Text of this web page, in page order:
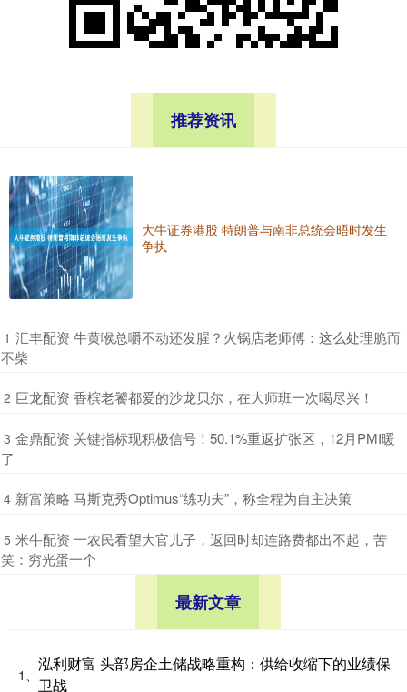
推荐资讯
大牛证券港股 特朗普与南非总统会晤时发生
争执
1 ​汇丰配资 牛黄喉总嚼不动还发腥？火锅店老师傅：这么处理脆而
不柴
2 ​巨龙配资 香槟老饕都爱的沙龙贝尔，在大师班一次喝尽兴！
3 ​金鼎配资 关键指标现积极信号！50.1%重返扩张区，12月PMI暖
了
4 ​新富策略 马斯克秀Optimus“练功夫”，称全程为自主决策
5 ​米牛配资 一农民看望大官儿子，返回时却连路费都出不起，苦
笑：穷光蛋一个
最新文章
1、
泓利财富 头部房企土储战略重构：供给收缩下的业绩保
卫战